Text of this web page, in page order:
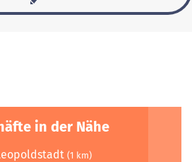
in der Nähe
(1 km)